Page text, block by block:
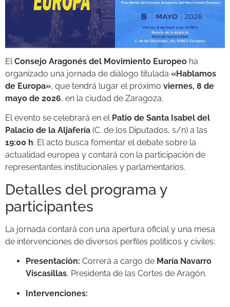
ElConsejo Aragonés del Movimiento Europeo ha
organizado una jornada de diálogo titulada «Hablamos
de Europa», que tendrá lugar el próximo viernes, 8 de
mayo de 2026, en la ciudad de Zaragoza.
El evento se celebrará en el Patio de Santa Isabel del
Palacio de la Aljafería (C. de los Diputados, s/n) a las
19:00 h. El acto busca fomentar el debate sobre la
actualidad europea y contará con la participación de
representantes institucionales y parlamentarios.
Detalles del programa y
participantes
La jornada contará con una apertura oficial y una mesa
de intervenciones de diversos perfiles políticos y civiles:
Presentación: Correrá a cargo de María Navarro
Viscasillas, Presidenta de las Cortes de Aragón.
Intervenciones: